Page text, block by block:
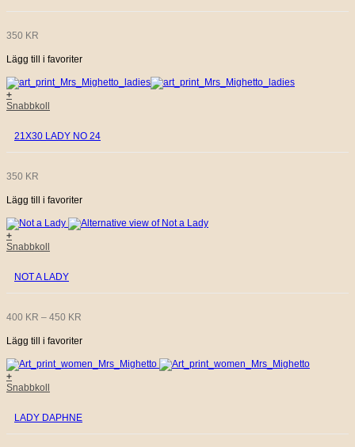
350 KR
Lägg till i favoriter
+
Snabbkoll
21X30 LADY NO 24
350 KR
Lägg till i favoriter
+
Den
har
flera
De
olika
alternativen
kan
väljas
på
produktsidan
Snabbkoll
NOT A LADY
400 KR – 450 KR
Lägg till i favoriter
+
Den
har
flera
Snabbkoll
LADY DAPHNE